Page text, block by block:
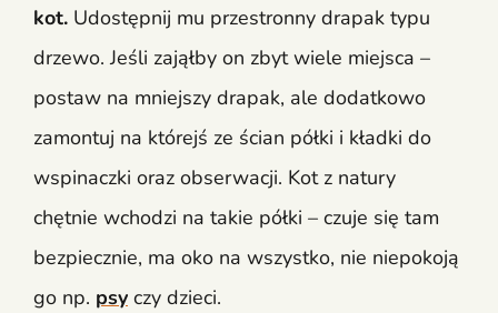
kot. Udostępnij mu przestronny drapak typu
drzewo. Jeśli zająłby on zbyt wiele miejsca –
postaw na mniejszy drapak, ale dodatkowo
zamontuj na którejś ze ścian półki i kładki do
wspinaczki oraz obserwacji. Kot z natury
chętnie wchodzi na takie półki – czuje się tam
bezpiecznie, ma oko na wszystko, nie niepokoją
go np. psy czy dzieci.